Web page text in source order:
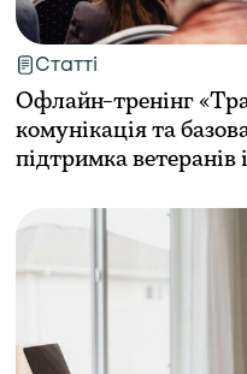
Статті
Офлайн-тренінг
комунікація та
підтримка ветеранів